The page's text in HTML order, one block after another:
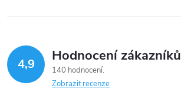
4,9 Hodnocení zákazníků
140 hodnocení
Zobrazit recenze